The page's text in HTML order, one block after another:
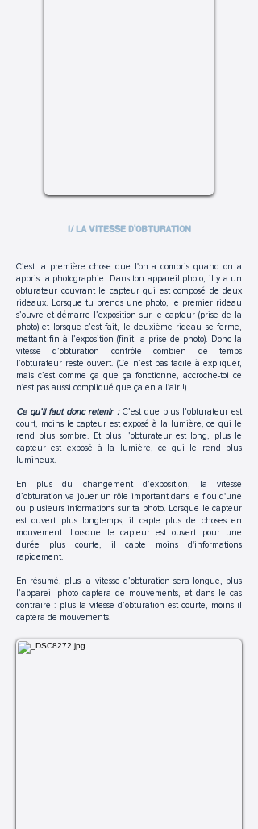
I/ LA VITESSE D'OBTURATION
C’est la première chose que l'on a compris quand on a
appris la photographie. Dans ton appareil photo, il y a un
obturateur couvrant le capteur qui est composé de deux
rideaux. Lorsque tu prends une photo, le premier rideau
s’ouvre et démarre l’exposition sur le capteur (prise de la
photo) et lorsque c’est fait, le deuxième rideau se ferme,
mettant fin à l’exposition (finit la prise de photo). Donc la
vitesse d’obturation contrôle combien de temps
l’obturateur reste ouvert. (Ce n’est pas facile à expliquer,
mais c’est comme ça que ça fonctionne, accroche-toi ce
n'est pas aussi compliqué que ça en a l'air !)
Ce qu’il faut donc retenir : C’est que plus l’obturateur est
court, moins le capteur est exposé à la lumière, ce qui le
rend plus sombre. Et plus l’obturateur est long, plus le
capteur est exposé à la lumière, ce qui le rend plus
lumineux.
En plus du changement d’exposition, la vitesse
d’obturation va jouer un rôle important dans le flou d'une
ou plusieurs informations sur ta photo. Lorsque le capteur
est ouvert plus longtemps, il capte plus de choses en
mouvement. Lorsque le capteur est ouvert pour une
durée plus courte, il capte moins d'informations
rapidement.
En résumé, plus la vitesse d’obturation sera longue, plus
l’appareil photo captera de mouvements, et dans le cas
contraire : plus la vitesse d’obturation est courte, moins il
captera de mouvements.